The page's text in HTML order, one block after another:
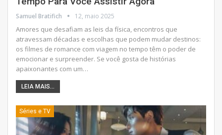
Samuel Bratifich 12, maio 2025
Amores que desafiam as leis da física, encontros que
atravessam décadas e escolhas que podem mudar destinos:
os filmes de romance com viagem no tempo têm o poder de
emocionar e surpreender. Se você gosta de histórias
apaixonantes com um…
LEIA MAIS...
Séries e TV